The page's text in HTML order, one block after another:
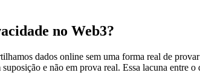
no Web3?
dados online sem uma forma real de
e não em prova real. Essa lacuna